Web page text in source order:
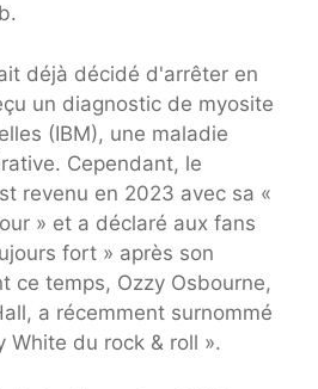
déjà décidé d'arrêter en
un diagnostic de myosite
(IBM), une maladie
Cependant, le
revenu en 2023 avec sa «
» et a déclaré aux fans
fort » après son
ce temps, Ozzy Osbourne,
a récemment surnommé
White du rock & roll ».